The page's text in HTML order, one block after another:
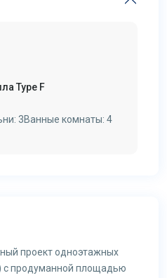
Type F
3Ванные комнаты: 4
проект одноэтажных
с продуманной площадью